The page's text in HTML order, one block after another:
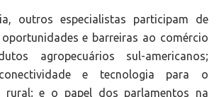
outros especialistas participam de
e barreiras ao comércio
agropecuários sul-americanos;
e tecnologia para o
rural; e o papel dos parlamentos na